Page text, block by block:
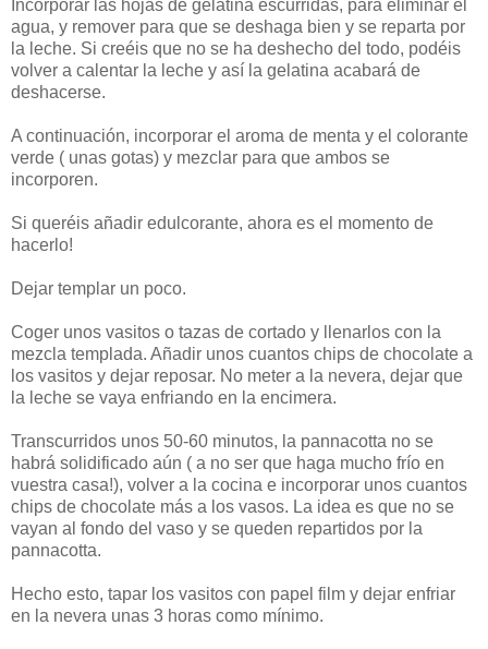
Incorporar las hojas de gelatina escurridas, para eliminar el
agua, y remover para que se deshaga bien y se reparta por
la leche. Si creéis que no se ha deshecho del todo, podéis
volver a calentar la leche y así la gelatina acabará de
deshacerse.
A continuación, incorporar el aroma de menta y el colorante
verde ( unas gotas) y mezclar para que ambos se
incorporen.
Si queréis añadir edulcorante, ahora es el momento de
hacerlo!
Dejar templar un poco.
Coger unos vasitos o tazas de cortado y llenarlos con la
mezcla templada. Añadir unos cuantos chips de chocolate a
los vasitos y dejar reposar. No meter a la nevera, dejar que
la leche se vaya enfriando en la encimera.
Transcurridos unos 50-60 minutos, la pannacotta no se
habrá solidificado aún ( a no ser que haga mucho frío en
vuestra casa!), volver a la cocina e incorporar unos cuantos
chips de chocolate más a los vasos. La idea es que no se
vayan al fondo del vaso y se queden repartidos por la
pannacotta.
Hecho esto, tapar los vasitos con papel film y dejar enfriar
en la nevera unas 3 horas como mínimo.